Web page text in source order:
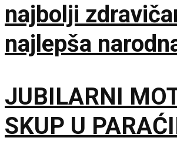
najbolji
najlepša
JUBILARNI
SKUP U